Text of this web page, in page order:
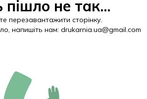
не так...
перезавантажити сторінку.
напишіть нам: drukarnia.ua@gmail.com